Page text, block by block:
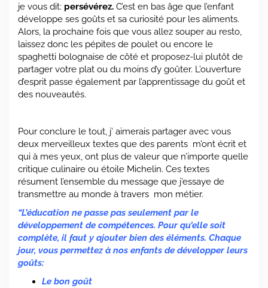
je vous dit: persévérez. C’est en bas âge que l’enfant
développe ses goûts et sa curiosité pour les aliments.
Alors, la prochaine fois que vous allez souper au resto,
laissez donc les pépites de poulet ou encore le
spaghetti bolognaise de côté et proposez-lui plutôt de
partager votre plat ou du moins d’y goûter. L’ouverture
d’esprit passe également par l’apprentissage du goût et
des nouveautés.
Pour conclure le tout, j’ aimerais partager avec vous
deux merveilleux textes que des parents m’ont écrit et
qui à mes yeux, ont plus de valeur que n’importe quelle
critique culinaire ou étoile Michelin. Ces textes
résument l’ensemble du message que j’essaye de
transmettre au monde à travers mon métier.
“L’éducation ne passe pas seulement par le
développement de compétences. Pour qu’elle soit
complète, il faut y ajouter bien des éléments. Chaque
jour, vous permettez à nos enfants de développer leurs
goûts:
Le bon goût